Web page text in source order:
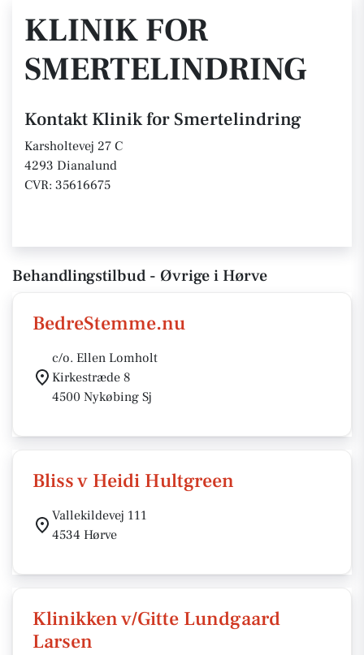
KLINIK FOR
SMERTELINDRING
Kontakt Klinik for Smertelindring
Karsholtevej 27 C
4293 Dianalund
CVR: 35616675
Behandlingstilbud - Øvrige i Hørve
BedreStemme.nu
c/o. Ellen Lomholt
Kirkestræde 8
4500 Nykøbing Sj
Bliss v Heidi Hultgreen
Vallekildevej 111
4534 Hørve
Klinikken v/Gitte Lundgaard
Larsen